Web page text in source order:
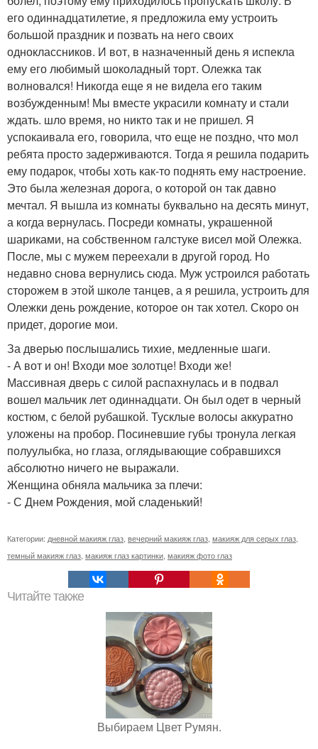
его одиннадцатилетие, я предложила ему устроить
большой праздник и позвать на него своих
одноклассников. И вот, в назначенный день я испекла
ему его любимый шоколадный торт. Олежка так
волновался! Никогда еще я не видела его таким
возбужденным! Мы вместе украсили комнату и стали
ждать. шло время, но никто так и не пришел. Я
успокаивала его, говорила, что еще не поздно, что мол
ребята просто задерживаются. Тогда я решила подарить
ему подарок, чтобы хоть как-то поднять ему настроение.
Это была железная дорога, о которой он так давно
мечтал. Я вышла из комнаты буквально на десять минут,
а когда вернулась. Посреди комнаты, украшенной
шариками, на собственном галстуке висел мой Олежка.
После, мы с мужем переехали в другой город. Но
недавно снова вернулись сюда. Муж устроился работать
сторожем в этой школе танцев, а я решила, устроить для
Олежки день рождение, которое он так хотел. Скоро он
придет, дорогие мои.
За дверью послышались тихие, медленные шаги.
- А вот и он! Входи мое золотце! Входи же!
Массивная дверь с силой распахнулась и в подвал
вошел мальчик лет одиннадцати. Он был одет в черный
костюм, с белой рубашкой. Тусклые волосы аккуратно
уложены на пробор. Посиневшие губы тронула легкая
полуулыбка, но глаза, оглядывающие собравшихся
абсолютно ничего не выражали.
Женщина обняла мальчика за плечи:
- С Днем Рождения, мой сладенький!
Категории: дневной макияж глаз вечерний макияж глаз макияж для серых глаз
темный макияж глаз макияж глаз картинки макияж фото глаз
Читайте также
Выбираем Цвет Румян.